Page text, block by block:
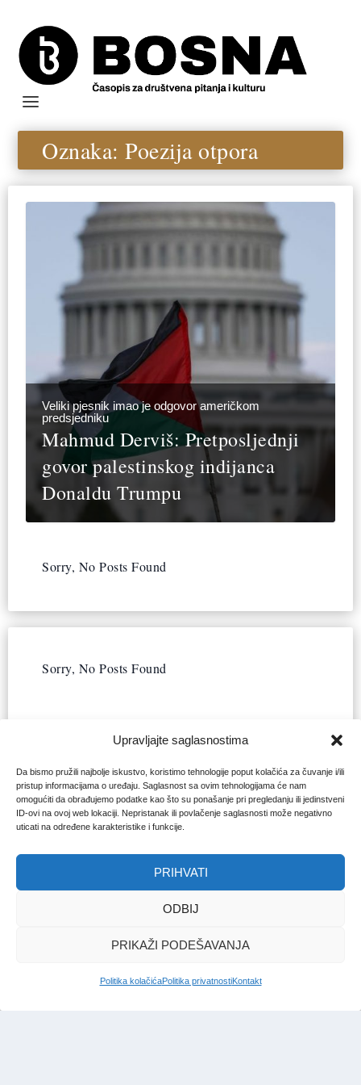
Upravljajte saglasnostima
Da bismo pružili najbolje iskustvo, koristimo tehnologije poput kolačića za čuvanje i/ili
pristup informacijama o uređaju. Saglasnost sa ovim tehnologijama će nam
omogućiti da obrađujemo podatke kao što su ponašanje pri pregledanju ili jedinstveni
ID-ovi na ovoj web lokaciji. Nepristanak ili povlačenje saglasnosti može negativno
uticati na određene karakteristike i funkcije.
PRIHVATI
ODBIJ
PRIKAŽI PODEŠAVANJA
Politika kolačićaPolitika privatnostiKontakt
Oznaka:Poezija otpora
Veliki pjesnik imao je odgovor američkom
predsjedniku
Mahmud Derviš: Pretposljednji
govor palestinskog indijanca
Donaldu Trumpu
Sorry, No Posts Found
Sorry, No Posts Found